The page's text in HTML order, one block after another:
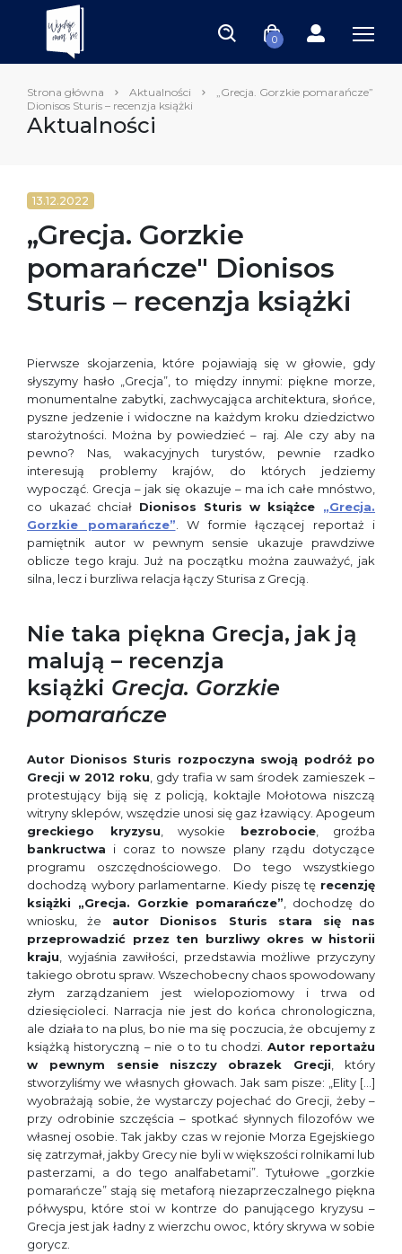
0
Strona główna Aktualności
„Grecja. Gorzkie pomarańcze”
Dionisos Sturis – recenzja książki
Aktualności
13.12.2022
„Grecja. Gorzkie
pomarańcze" Dionisos
Sturis – recenzja książki
Pierwsze skojarzenia, które pojawiają się w głowie, gdy
słyszymy hasło „Grecja”, to między innymi: piękne morze,
monumentalne zabytki, zachwycająca architektura, słońce,
pyszne jedzenie i widoczne na każdym kroku dziedzictwo
starożytności. Można by powiedzieć – raj. Ale czy aby na
pewno? Nas, wakacyjnych turystów, pewnie rzadko
interesują problemy krajów, do których jedziemy
wypocząć. Grecja – jak się okazuje – ma ich całe mnóstwo,
co ukazać chciał Dionisos Sturis w książce „Grecja.
Gorzkie pomarańcze” . W formie łączącej reportaż i
pamiętnik autor w pewnym sensie ukazuje prawdziwe
oblicze tego kraju. Już na początku można zauważyć, jak
silna, lecz i burzliwa relacja łączy Sturisa z Grecją.
Nie taka piękna Grecja, jak ją
malują – recenzja
książki Grecja. Gorzkie
pomarańcze
Autor Dionisos Sturis rozpoczyna swoją podróż po
Grecji w 2012 roku , gdy trafia w sam środek zamieszek –
protestujący biją się z policją, koktajle Mołotowa niszczą
witryny sklepów, wszędzie unosi się gaz łzawiący. Apogeum
greckiego kryzysu , wysokie bezrobocie, groźba
bankructwa i coraz to nowsze plany rządu dotyczące
programu oszczędnościowego. Do tego wszystkiego
dochodzą wybory parlamentarne. Kiedy piszę tę recenzję
książki „Grecja. Gorzkie pomarańcze” , dochodzę do
wniosku, że autor Dionisos Sturis stara się nas
przeprowadzić przez ten burzliwy okres w historii
kraju , wyjaśnia zawiłości, przedstawia możliwe przyczyny
takiego obrotu spraw. Wszechobecny chaos spowodowany
złym zarządzaniem jest wielopoziomowy i trwa od
dziesięcioleci. Narracja nie jest do końca chronologiczna,
ale działa to na plus, bo nie ma się poczucia, że obcujemy z
książką historyczną – nie o to tu chodzi. Autor reportażu
w pewnym sensie
niszczy obrazek Grecji , który
stworzyliśmy we własnych głowach. Jak sam pisze: „Elity […]
wyobrażają sobie, że wystarczy pojechać do Grecji, żeby –
przy odrobinie szczęścia – spotkać słynnych filozofów we
własnej osobie. Tak jakby czas w rejonie Morza Egejskiego
się zatrzymał, jakby Grecy nie byli w większości rolnikami lub
pasterzami, a do tego analfabetami”. Tytułowe „gorzkie
pomarańcze” stają się metaforą niezaprzeczalnego piękna
półwyspu, które stoi w kontrze do panującego kryzysu –
Grecja jest jak ładny z wierzchu owoc, który skrywa w sobie
gorycz.